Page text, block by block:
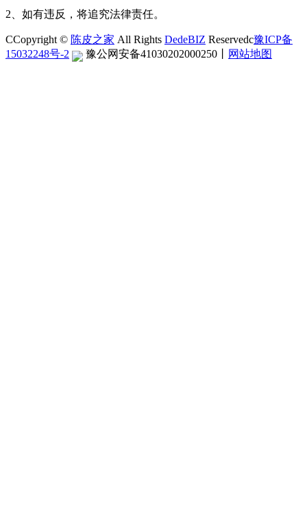
2、如有违反，将追究法律责任。
CCopyright © 陈皮之家 All Rights DedeBIZ Reservedc豫ICP备
15032248号-2
豫公网安备41030202000250 网站地图